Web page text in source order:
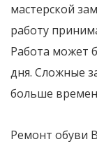
мастерской
работу
Работа может
дня. Сложные
больше
Ремонт обуви